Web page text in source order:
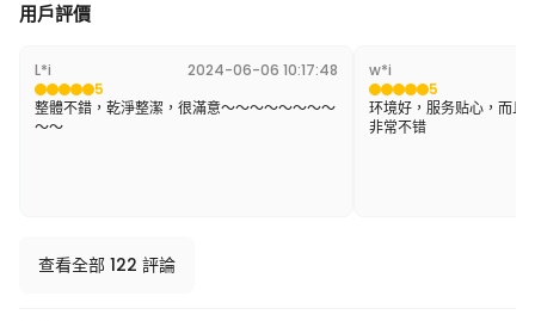
用戶評價
L*i
5
2024-06-06 10:17:48
整體不錯，乾淨整潔，很滿意～～～～～～～～
～～
w*i
5
环境好，服务贴心，而且
非常不错
查看全部 122 評論